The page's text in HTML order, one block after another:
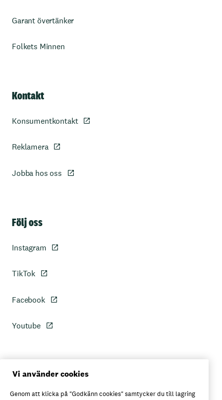
Garant övertänker
Folkets Minnen
Kontakt
Konsumentkontakt
Reklamera
Jobba hos oss
Följ oss
Instagram
TikTok
Facebook
Youtube
Personuppgiftspolicy
Vi använder cookies
Genom att klicka på "Godkänn cookies" samtycker du till lagring